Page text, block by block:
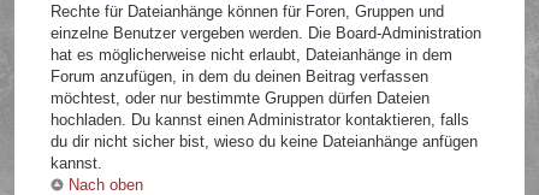
Rechte für Dateianhänge können für Foren, Gruppen und
einzelne Benutzer vergeben werden. Die Board-Administration
hat es möglicherweise nicht erlaubt, Dateianhänge in dem
Forum anzufügen, in dem du deinen Beitrag verfassen
möchtest, oder nur bestimmte Gruppen dürfen Dateien
hochladen. Du kannst einen Administrator kontaktieren, falls
du dir nicht sicher bist, wieso du keine Dateianhänge anfügen
kannst.
Nach oben